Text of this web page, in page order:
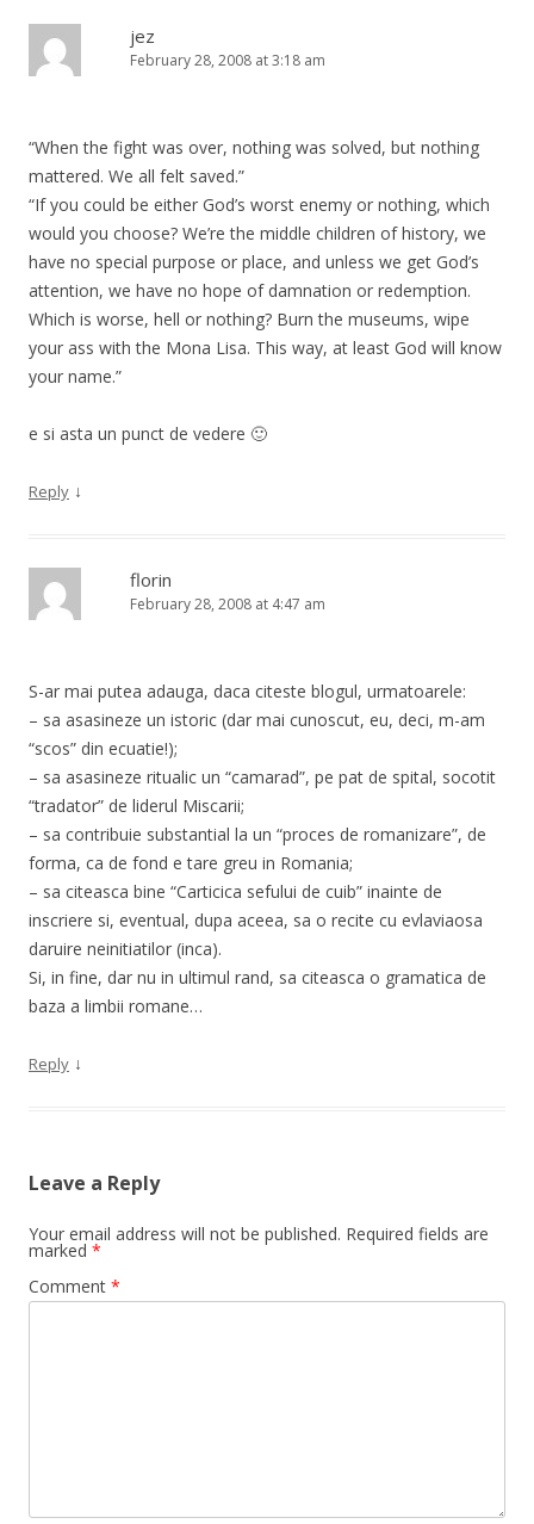
jez
February 28, 2008 at 3:18 am
“When the fight was over, nothing was solved, but nothing
mattered. We all felt saved.”
“If you could be either God’s worst enemy or nothing, which
would you choose? We’re the middle children of history, we
have no special purpose or place, and unless we get God’s
attention, we have no hope of damnation or redemption.
Which is worse, hell or nothing? Burn the museums, wipe
your ass with the Mona Lisa. This way, at least God will know
your name.”
e si asta un punct de vedere 🙂
Reply ↓
florin
February 28, 2008 at 4:47 am
S-ar mai putea adauga, daca citeste blogul, urmatoarele:
– sa asasineze un istoric (dar mai cunoscut, eu, deci, m-am
“scos” din ecuatie!);
– sa asasineze ritualic un “camarad”, pe pat de spital, socotit
“tradator” de liderul Miscarii;
– sa contribuie substantial la un “proces de romanizare”, de
forma, ca de fond e tare greu in Romania;
– sa citeasca bine “Carticica sefului de cuib” inainte de
inscriere si, eventual, dupa aceea, sa o recite cu evlaviaosa
daruire neinitiatilor (inca).
Si, in fine, dar nu in ultimul rand, sa citeasca o gramatica de
baza a limbii romane…
Reply ↓
Leave a Reply
Your email address will not be published. Required fields are
marked *
Comment *